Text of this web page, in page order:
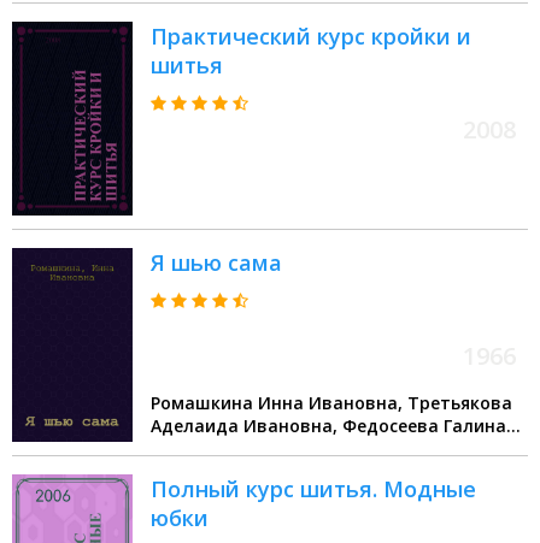
Практический курс кройки и
шитья
Я шью сама
Ромашкина Инна Ивановна, Третьякова
Аделаида Ивановна, Федосеева Галина
Полный курс шитья. Модные
юбки